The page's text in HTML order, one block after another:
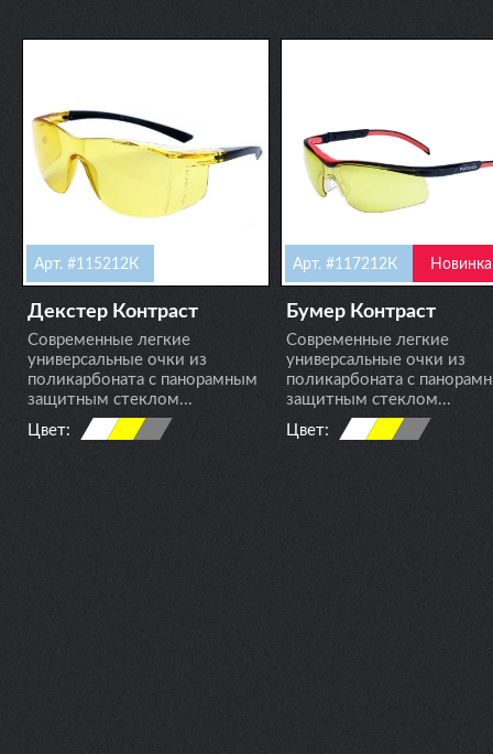
Арт. #115212К
Декстер Контраст
Современные легкие
универсальные очки из
поликарбоната с панорамным
защитным стеклом...
Цвет:
Арт. #117212К Новинка
Бумер Контраст
Современные легкие
универсальные очки из
поликарбоната с
защитным стеклом...
Цвет: